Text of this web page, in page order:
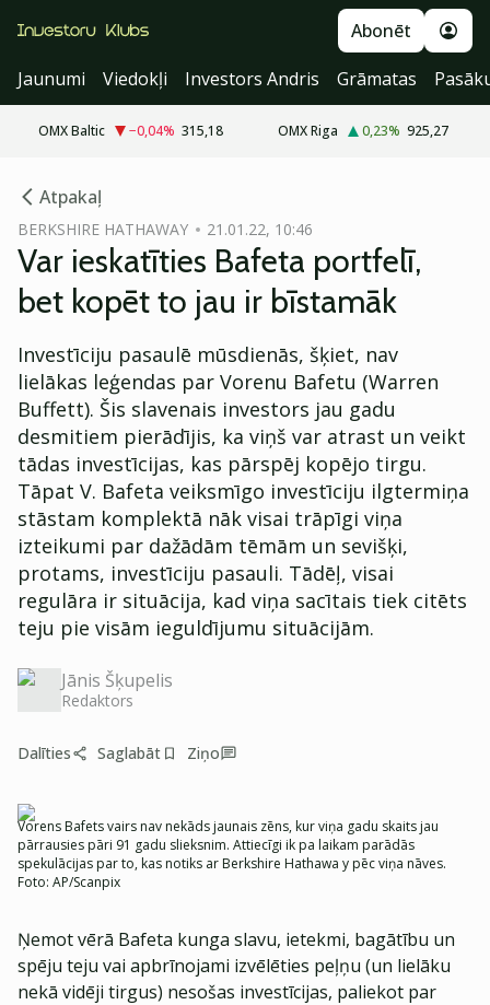
Abonēt
Jaunumi
Viedokļi Investors Andris Grāmatas
OMX Baltic −0,04% 315,18 OMX Riga 0,23% 925,27
Atpakaļ
BERKSHIRE HATHAWAY 21.01.22, 10:46
Var ieskatīties Bafeta portfelī,
bet kopēt to jau ir bīstamāk
Investīciju pasaulē mūsdienās, šķiet, nav
lielākas leģendas par Vorenu Bafetu (Warren
Buffett). Šis slavenais investors jau gadu
desmitiem pierādījis, ka viņš var atrast un veikt
tādas investīcijas, kas pārspēj kopējo tirgu.
Tāpat V. Bafeta veiksmīgo investīciju ilgtermiņa
stāstam komplektā nāk visai trāpīgi viņa
izteikumi par dažādām tēmām un sevišķi,
protams, investīciju pasauli. Tādēļ, visai
regulāra ir situācija, kad viņa sacītais tiek citēts
teju pie visām ieguldījumu situācijām.
Jānis Šķupelis
Redaktors
Dalīties Saglabāt Ziņo
Vorens Bafets vairs nav nekāds jaunais zēns, kur viņa gadu skaits jau
pārrausies pāri 91 gadu slieksnim. Attiecīgi ik pa laikam parādās
spekulācijas par to, kas notiks ar Berkshire Hathawa y pēc viņa nāves.
Foto: AP/Scanpix
Ņemot vērā Bafeta kunga slavu, ietekmi, bagātību un
spēju teju vai apbrīnojami izvēlēties peļņu (un lielāku
nekā vidēji tirgus) nesošas investīcijas, paliekot par